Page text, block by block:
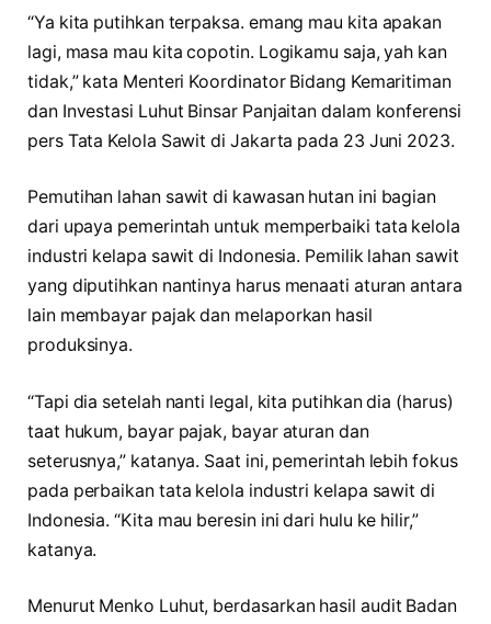
“Ya kita putihkan terpaksa. emang mau kita apakan
lagi, masa mau kita copotin. Logikamu saja, yah kan
tidak,” kata Menteri Koordinator Bidang Kemaritiman
dan Investasi Luhut Binsar Panjaitan dalam konferensi
pers Tata Kelola Sawit di Jakarta pada 23 Juni 2023.
Pemutihan lahan sawit di kawasan hutan ini bagian
dari upaya pemerintah untuk memperbaiki tata kelola
industri kelapa sawit di Indonesia. Pemilik lahan sawit
yang diputihkan nantinya harus menaati aturan antara
lain membayar pajak dan melaporkan hasil
produksinya.
“Tapi dia setelah nanti legal, kita putihkan dia (harus)
taat hukum, bayar pajak, bayar aturan dan
seterusnya,” katanya. Saat ini, pemerintah lebih fokus
pada perbaikan tata kelola industri kelapa sawit di
Indonesia. “Kita mau beresin ini dari hulu ke hilir,”
katanya.
Menurut Menko Luhut, berdasarkan hasil audit Badan